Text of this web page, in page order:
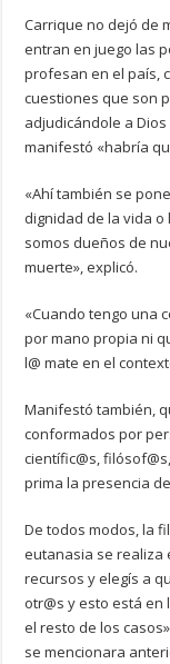
Carrique no dejó de
entran en juego las
profesan en el país,
cuestiones que son
adjudicándole a
manifestó «habría
«Ahí también se
dignidad de la vida
somos dueños de
muerte», explicó.
«Cuando tengo una
por mano propia ni
l@ mate en el
Manifestó también,
conformados por
científic@s,
prima la presencia
De todos modos, la
eutanasia se realiza
recursos y elegís a
otr@s y esto está
el resto de los
se mencionara